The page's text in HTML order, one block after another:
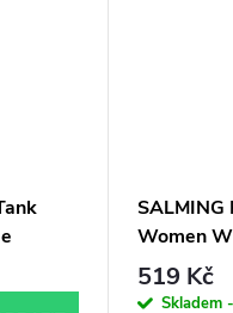
SALMING
Women
519 Kč
Skladem -